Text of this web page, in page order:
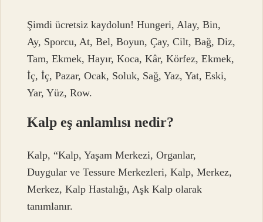
Şimdi ücretsiz kaydolun! Hungeri, Alay, Bin,
Ay, Sporcu, At, Bel, Boyun, Çay, Cilt, Bağ, Diz,
Tam, Ekmek, Hayır, Koca, Kâr, Körfez, Ekmek,
İç, İç, Pazar, Ocak, Soluk, Sağ, Yaz, Yat, Eski,
Yar, Yüz, Row.
Kalp eş anlamlısı nedir?
Kalp, “Kalp, Yaşam Merkezi, Organlar,
Duygular ve Tessure Merkezleri, Kalp, Merkez,
Merkez, Kalp Hastalığı, Aşk Kalp olarak
tanımlanır.